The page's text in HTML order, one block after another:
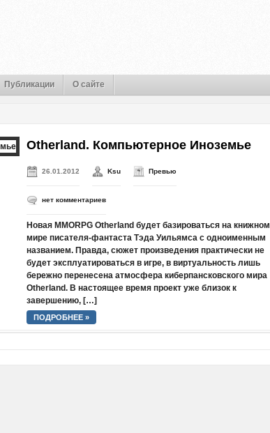
Публикации О сайте
Otherland. Компьютерное Иноземье
26.01.2012 Ksu Превью
нет комментариев
Новая MMORPG Otherland будет базироваться на книжном
мире писателя-фантаста Тэда Уильямса с одноименным
названием. Правда, сюжет произведения практически не
будет эксплуатироваться в игре, в виртуальность лишь
бережно перенесена атмосфера киберпансковского мира
Otherland. В настоящее время проект уже близок к
завершению, […]
ПОДРОБНЕЕ »